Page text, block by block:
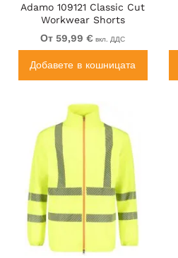
Adamo 109121 Classic Cut
Workwear Shorts
Graphite Grey
От 59,99 € вкл. ДДС
Добавете в кошницата